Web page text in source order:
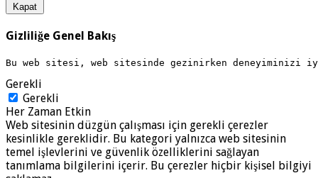
Kapat
Gizliliğe Genel Bakış
Bu web sitesi, web sitesinde gezinirken deneyiminizi
Gerekli
Gerekli
Her Zaman Etkin
Web sitesinin düzgün çalışması için gerekli çerezler
kesinlikle gereklidir. Bu kategori yalnızca web sitesinin
temel işlevlerini ve güvenlik özelliklerini sağlayan
tanımlama bilgilerini içerir. Bu çerezler hiçbir kişisel bilgiyi